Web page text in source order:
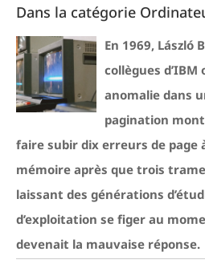
Dans la catégorie
En 1969, László
collègues
anomalie dans
pagination
faire subir dix erreurs de page
mémoire après que trois
laissant des générations
d’exploitation se figer au
devenait la mauvaise réponse.